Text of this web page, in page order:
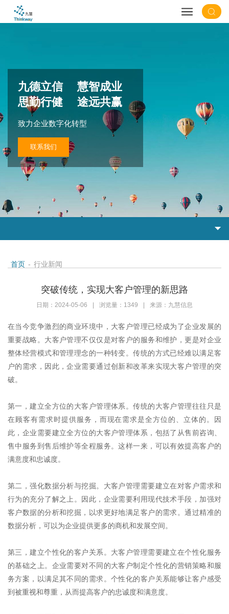
九德立信 慧智成业
思勤行健 途远共赢
致力企业数字化转型
联系我们
首页 - 行业新闻
突破传统，实现大客户管理的新思路
日期：2024-05-06 浏览量：1349 来源：九慧信息
在当今竞争激烈的商业环境中，大客户管理已经成为了企业发展的
重要战略。大客户管理不仅仅是对客户的服务和维护，更是对企业
整体经营模式和管理理念的一种转变。传统的方式已经难以满足客
户的需求，因此，企业需要通过创新和改革来实现大客户管理的突
破。
第一，建立全方位的大客户管理体系。传统的大客户管理往往只是
在顾客有需求时提供服务，而现在需求是全方位的、立体的。因
此，企业需要建立全方位的大客户管理体系，包括了从售前咨询、
售中服务到售后维护等全程服务。这样一来，可以有效提高客户的
满意度和忠诚度。
第二，强化数据分析与挖掘。大客户管理需要建立在对客户需求和
行为的充分了解之上。因此，企业需要利用现代技术手段，加强对
客户数据的分析和挖掘，以求更好地满足客户的需求。通过精准的
数据分析，可以为企业提供更多的商机和发展空间。
第三，建立个性化的客户关系。大客户管理需要建立在个性化服务
的基础之上。企业需要对不同的大客户制定个性化的营销策略和服
务方案，以满足其不同的需求。个性化的客户关系能够让客户感受
到被重视和尊重，从而提高客户的忠诚度和满意度。